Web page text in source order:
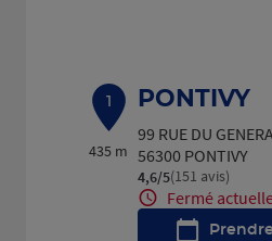
1
435 m
PONTIVY
99 RUE DU
56300 PONTIVY
4,6/5Note de 4.6 sur 5
(151 avis)
Fermé